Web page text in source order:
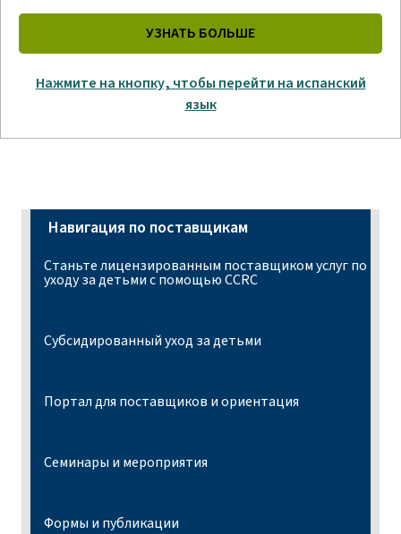
УЗНАТЬ БОЛЬШЕ
Нажмите на кнопку, чтобы перейти на испанский
язык
Навигация по поставщикам
Станьте лицензированным поставщиком услуг по
уходу за детьми с помощью CCRC
Субсидированный уход за детьми
Портал для поставщиков и ориентация
Семинары и мероприятия
Формы и публикации